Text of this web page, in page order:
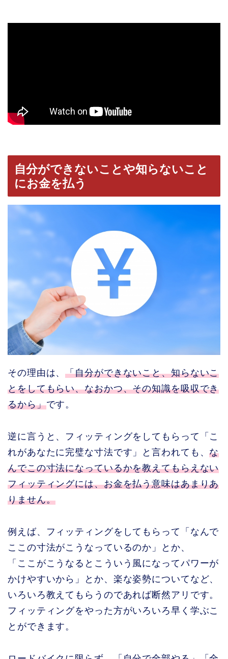
自分ができないことや知らないこと
にお金を払う
その理由は、「自分ができないこと、知らないこ
とをしてもらい、なおかつ、その知識を吸収でき
るから」です。
逆に言うと、フィッティングをしてもらって「こ
れがあなたに完璧な寸法です」と言われても、な
んでこの寸法になっているかを教えてもらえない
フィッティングには、お金を払う意味はあまりあ
りません。
例えば、フィッティングをしてもらって「なんで
ここの寸法がこうなっているのか」とか、
「ここがこうなるとこういう風になってパワーが
かけやすいから」とか、楽な姿勢についてなど、
いろいろ教えてもらうのであれば断然アリです。
フィッティングをやった方がいろいろ早く学ぶこ
とができます。